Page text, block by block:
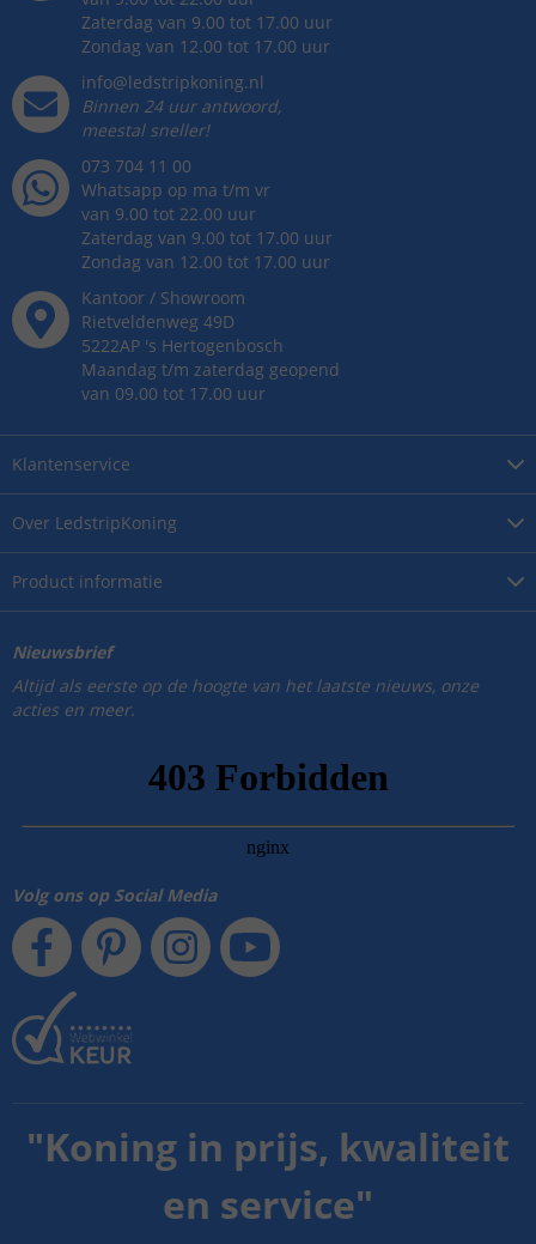
Over LedstripKoning
Product informatie
Klantenservice
Zaterdag van 9.00 tot 17.00 uur
Zondag van 12.00 tot 17.00 uur
info@ledstripkoning.nl
Binnen 24 uur antwoord,
meestal sneller!
073 704 11 00
Whatsapp op ma t/m vr
van 9.00 tot 22.00 uur
Zaterdag van 9.00 tot 17.00 uur
Zondag van 12.00 tot 17.00 uur
Kantoor / Showroom
Rietveldenweg 49D
5222AP 's Hertogenbosch
Maandag t/m zaterdag geopend
van 09.00 tot 17.00 uur
Nieuwsbrief
Altijd als eerste op de hoogte van het laatste nieuws, onze
acties en meer.
Volg ons op Social Media
"Koning in prijs, kwaliteit
en service"